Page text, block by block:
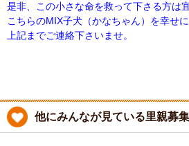
是非、この小さな命を救って下さる方は
こちらのMIX子犬（かなちゃん）を幸せ
上記までご連絡下さいませ。
他にみんなが見ている里親募